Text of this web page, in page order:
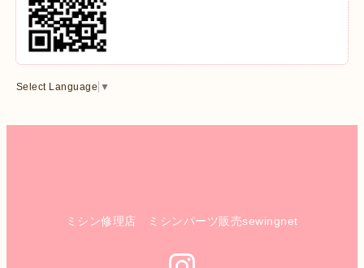
Select Language ▼
ミシン修理店 ミシンパーツ販売sewingnet